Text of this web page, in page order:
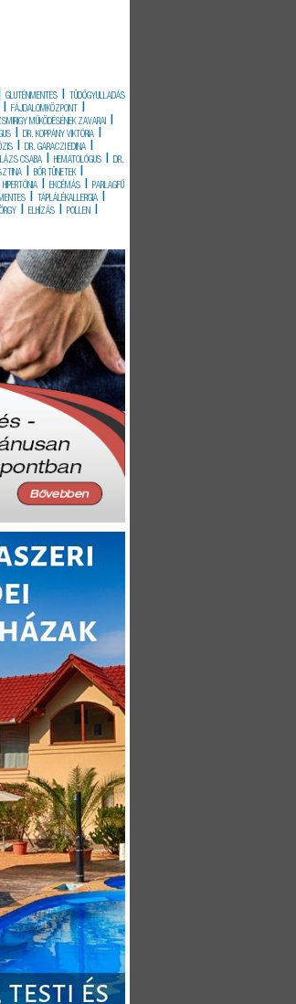
GLUTÉNMENTES | TÜDŐGYULLADÁS
| FÁJDALOMKÖZPONT |
MŰKÖDÉSÉNEK ZAVARAI |
| DR. KOPPÁNY VIKTÓRIA |
| DR. GARACZI EDINA |
CSABA | HEMATOLÓGUS | DR.
| BŐR TÜNETEK|
HIPERTÓNIA | EKCÉMÁS | PARLAGFŰ
| TÁPLÁLÉKALLERGIA |
| ELHÍZÁS | POLLEN |